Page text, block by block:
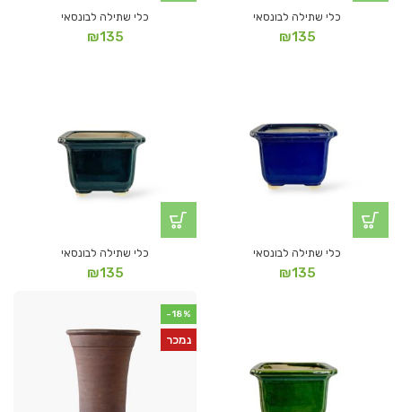
כלי שתילה לבונסאי
₪135
כלי שתילה לבונסאי
₪135
כלי שתילה לבונסאי
₪135
כלי שתילה לבונסאי
₪135
-18%
נמכר